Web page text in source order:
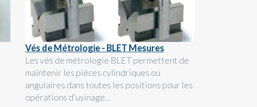
Vés de Métrologie - BLET Mesures
Les vés de métrologie BLET permettent de
maintenir les pièces cylindriques ou
angulaires dans toutes les positions pour les
opérations d’usinage...